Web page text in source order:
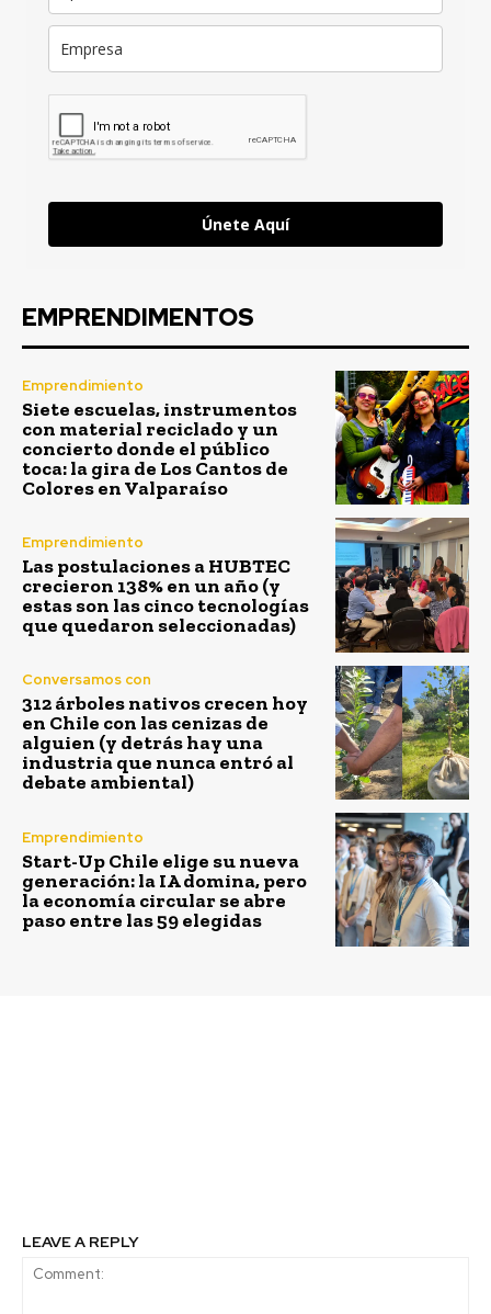
Únete Aquí
EMPRENDIMENTOS
Emprendimiento
Siete escuelas, instrumentos
con material reciclado y un
concierto donde el público
toca: la gira de Los Cantos de
Colores en Valparaíso
Emprendimiento
Las postulaciones a HUBTEC
crecieron 138% en un año (y
estas son las cinco tecnologías
que quedaron seleccionadas)
Conversamos con
312 árboles nativos crecen hoy
en Chile con las cenizas de
alguien (y detrás hay una
industria que nunca entró al
debate ambiental)
Emprendimiento
Start-Up Chile elige su nueva
generación: la IA domina, pero
la economía circular se abre
paso entre las 59 elegidas
LEAVE A REPLY